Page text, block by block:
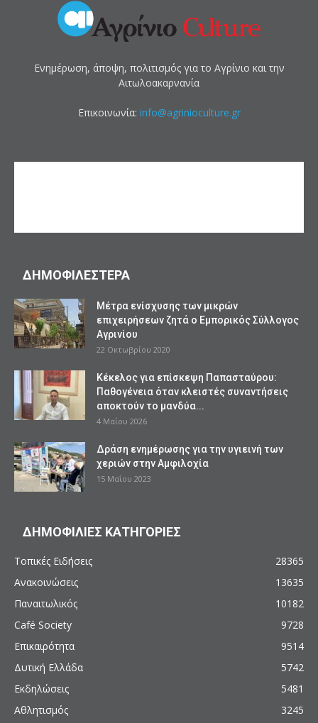
Ενημέρωση, άποψη, πολιτισμός για το Αγρίνιο και την
Αιτωλοακαρνανία
Επικοινωνία: info@agrinioculture.gr
ΔΗΜΟΦΙΛΕΣΤΕΡΑ
Mέτρα ενίσχυσης των μικρών
επιχειρήσεων ζητά ο Εμπορικός Σύλλογος
Αγρινίου
22 Οκτωβρίου 2020
Κέκελος για επίσκεψη Παπασταύρου:
Παθογένεια όταν κλειστές συναντήσεις
αποκτούν το μανδύα...
4 Μαΐου 2026
Δράση ενημέρωσης για την υγιεινή των
χεριών στην Αμφιλοχία
15 Μαΐου 2023
ΔΗΜΟΦΙΛΙΕΣ ΚΑΤΗΓΟΡΙΕΣ
Τοπικές Ειδήσεις
28365
Ανακοινώσεις
13635
Παναιτωλικός
10182
Café Society
9728
Επικαιρότητα
9514
Δυτική Ελλάδα
5742
Εκδηλώσεις
5481
Αθλητισμός
3245